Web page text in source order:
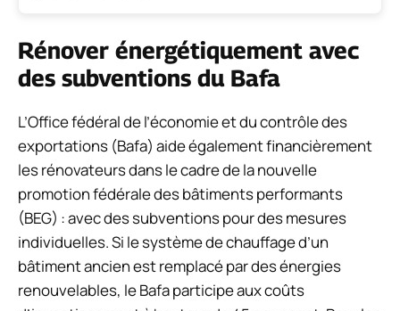
Rénover énergétiquement avec
des subventions du Bafa
L’Office fédéral de l’économie et du contrôle des
exportations (Bafa) aide également financièrement
les rénovateurs dans le cadre de la nouvelle
promotion fédérale des bâtiments performants
(BEG) : avec des subventions pour des mesures
individuelles. Si le système de chauffage d’un
bâtiment ancien est remplacé par des énergies
renouvelables, le Bafa participe aux coûts